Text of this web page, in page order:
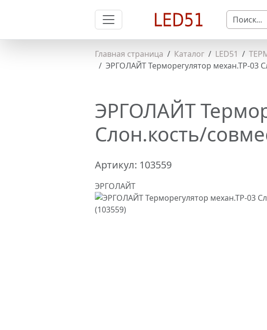
Главная страница Каталог LED51
ЭРГОЛАЙТ Терморегулятор механ.ТР-03
ЭРГОЛАЙТ
Слон.кость/
Артикул: 103559
ЭРГОЛАЙТ